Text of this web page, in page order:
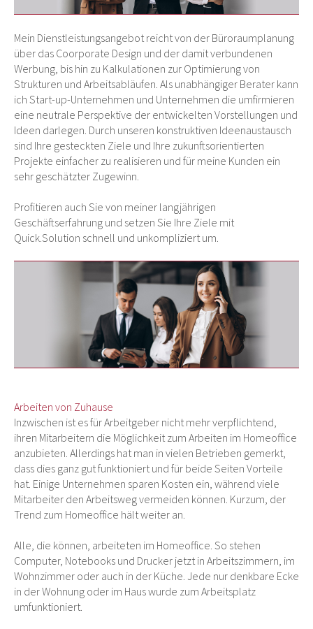
Mein Dienstleistungsangebot reicht von der Büroraumplanung
über das Coorporate Design und der damit verbundenen
Werbung, bis hin zu Kalkulationen zur Optimierung von
Strukturen und Arbeitsabläufen. Als unabhängiger Berater kann
ich Start-up-Unternehmen und Unternehmen die um­fir­mie­ren
eine neutrale Perspektive der entwickelten Vorstellungen und
Ideen darlegen. Durch unseren konstruktiven Ideenaustausch
sind Ihre gesteckten Ziele und Ihre zukunftsorientierten
Projekte einfacher zu realisieren und für meine Kunden ein
sehr geschätzter Zugewinn.
Profitieren auch Sie von meiner langjährigen
Geschäftserfahrung und setzen Sie Ihre Ziele mit
Quick.Solution schnell und unkompliziert um.
Arbeiten von Zuhause
Inzwischen ist es für Arbeitgeber nicht mehr verpflichtend,
ihren Mitarbeitern die Möglichkeit zum Arbeiten im Homeoffice
anzubieten. Allerdings hat man in vielen Betrieben gemerkt,
dass dies ganz gut funktioniert und für beide Seiten Vorteile
hat. Einige Unternehmen sparen Kosten ein, während viele
Mitarbeiter den Arbeitsweg vermeiden können. Kurzum, der
Trend zum Homeoffice hält weiter an.
Alle, die können, arbeiteten im Homeoffice. So stehen
Computer, Notebooks und Drucker jetzt in Arbeitszimmern, im
Wohnzimmer oder auch in der Küche. Jede nur denkbare Ecke
in der Wohnung oder im Haus wurde zum Arbeitsplatz
umfunktioniert.